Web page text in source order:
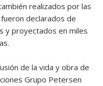
realizados por las
declarados de
y proyectados en miles
de la vida y obra de
Grupo Petersen